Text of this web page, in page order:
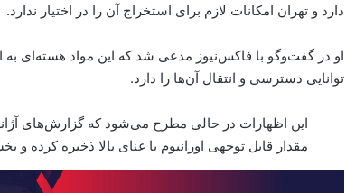
دارد و تهران امکانات لازم برای استخراج آن را در اختیار ندارد.
او در گفت‌وگو با فاکس‌نیوز مدعی شد که این مواد هسته‌ای به
توانایی دسترسی و انتقال آن‌ها را دارد.
این اظهارات در حالی مطرح می‌شود که گزارش‌های
مقدار قابل توجهی اورانیوم با غنای بالا ذخیره